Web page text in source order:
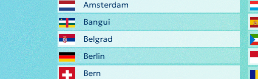
Amsterdam
Bangui
Belgrad
Berlin
Bern